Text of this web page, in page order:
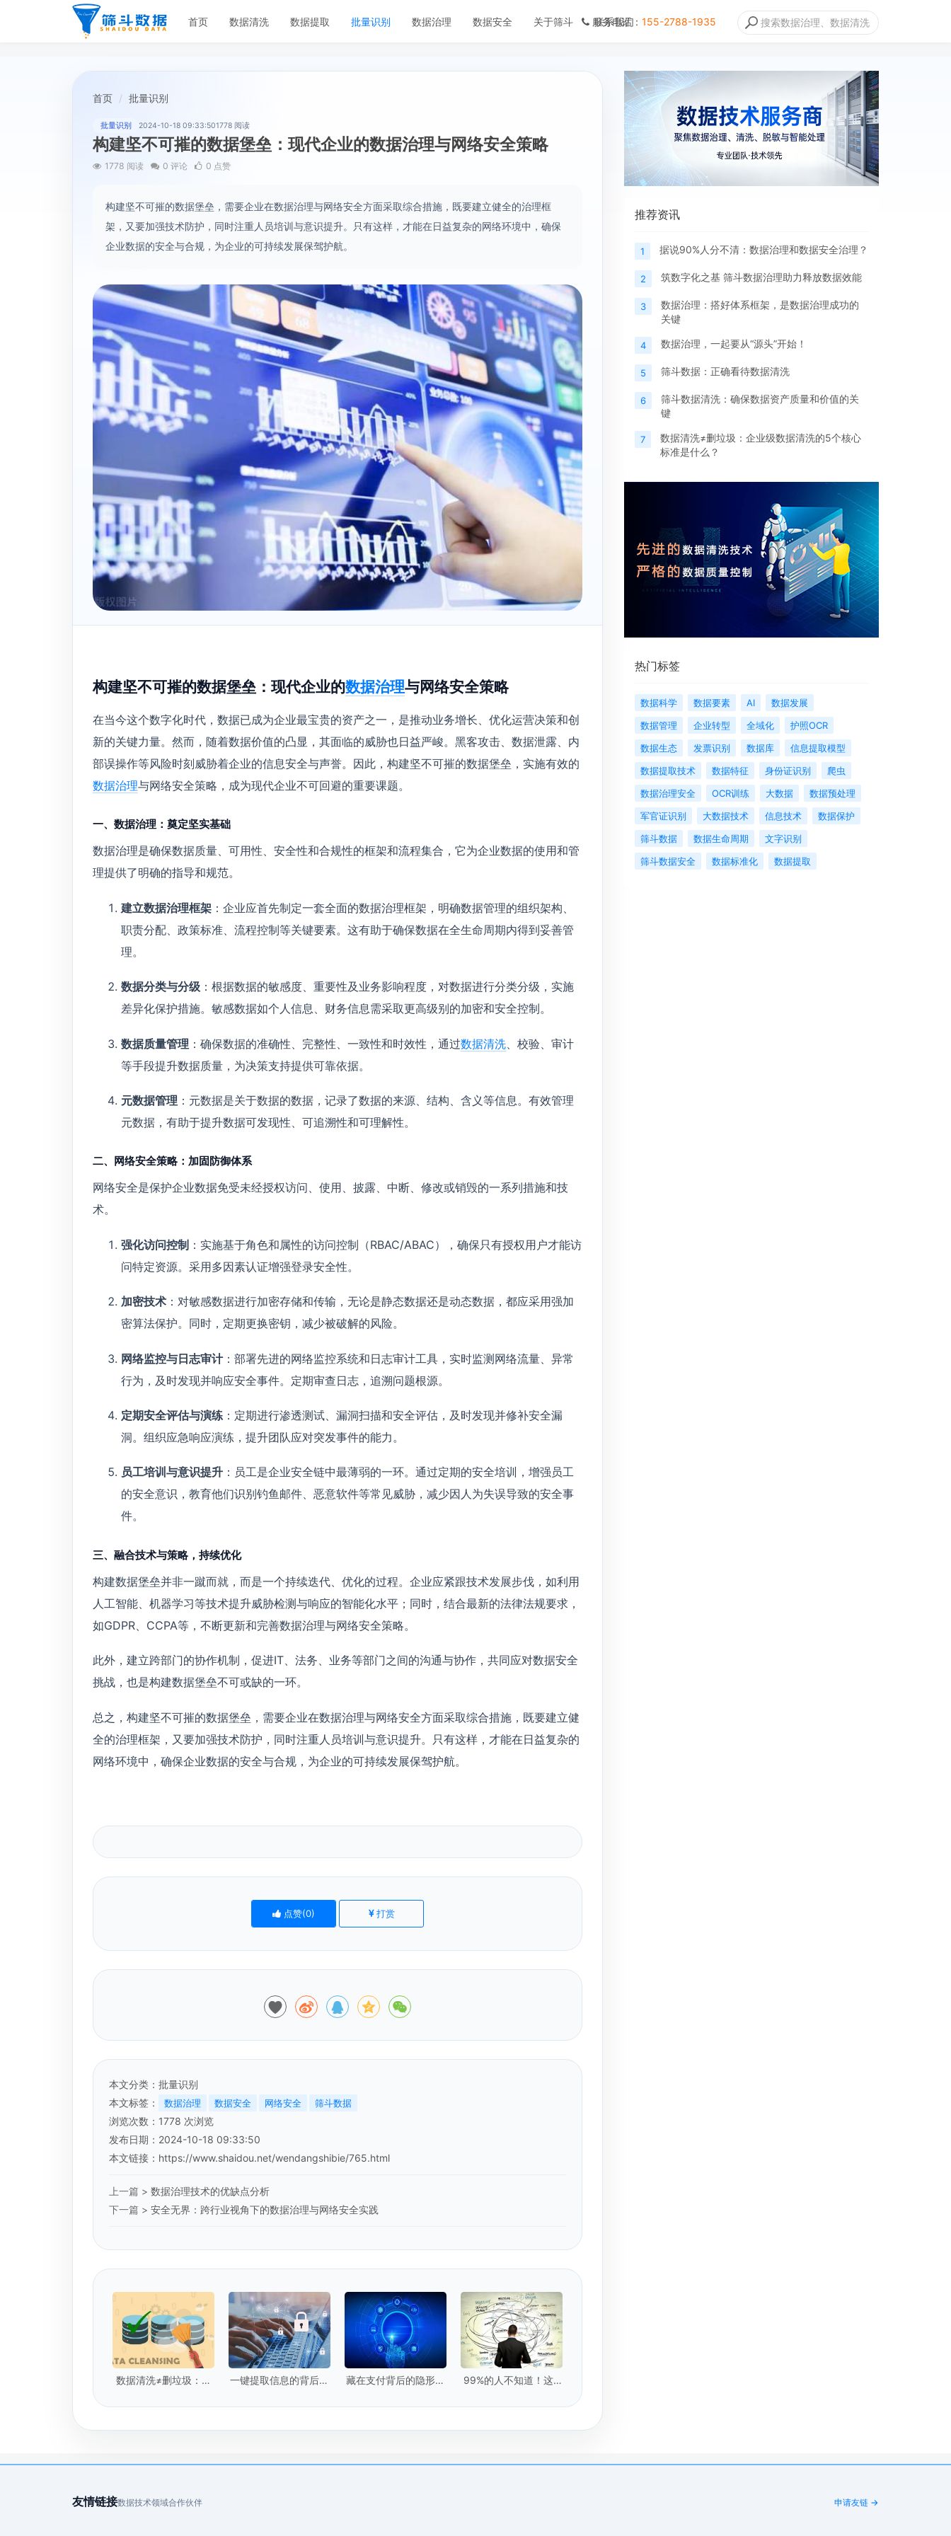
服务电话： 155-2788-1935
首页 数据清洗 数据提取 批量识别 数据治理 数据安全 关于筛斗 联系我们
首页 批量识别
批量识别 2024-10-18 09:33:501778 阅读
构建坚不可摧的数据堡垒：现代企业的数据治理与网络安全策略
1778 阅读 0 评论 0 点赞
构建坚不可摧的数据堡垒，需要企业在数据治理与网络安全方面采取综合措施，既要建立健全的治理框
架，又要加强技术防护，同时注重人员培训与意识提升。只有这样，才能在日益复杂的网络环境中，确保
企业数据的安全与合规，为企业的可持续发展保驾护航。
构建坚不可摧的数据堡垒：现代企业的数据治理与网络安全策略
在当今这个数字化时代，数据已成为企业最宝贵的资产之一，是推动业务增长、优化运营决策和创
新的关键力量。然而，随着数据价值的凸显，其面临的威胁也日益严峻。黑客攻击、数据泄露、内
部误操作等风险时刻威胁着企业的信息安全与声誉。因此，构建坚不可摧的数据堡垒，实施有效的
数据治理与网络安全策略，成为现代企业不可回避的重要课题。
一、数据治理：奠定坚实基础
数据治理是确保数据质量、可用性、安全性和合规性的框架和流程集合，它为企业数据的使用和管
理提供了明确的指导和规范。
建立数据治理框架 ：企业应首先制定一套全面的数据治理框架，明确数据管理的组织架构、
职责分配、政策标准、流程控制等关键要素。这有助于确保数据在全生命周期内得到妥善管
理。
数据分类与分级 ：根据数据的敏感度、重要性及业务影响程度，对数据进行分类分级，实施
差异化保护措施。敏感数据如个人信息、财务信息需采取更高级别的加密和安全控制。
数据质量管理 ：确保数据的准确性、完整性、一致性和时效性，通过数据清洗 、校验、审计
等手段提升数据质量，为决策支持提供可靠依据。
元数据管理 ：元数据是关于数据的数据，记录了数据的来源、结构、含义等信息。有效管理
元数据，有助于提升数据可发现性、可追溯性和可理解性。
二、网络安全策略：加固防御体系
网络安全是保护企业数据免受未经授权访问、使用、披露、中断、修改或销毁的一系列措施和技
术。
强化访问控制 ：实施基于角色和属性的访问控制（RBAC/ABAC），确保只有授权用户才能访
问特定资源。采用多因素认证增强登录安全性。
加密技术 ：对敏感数据进行加密存储和传输，无论是静态数据还是动态数据，都应采用强加
密算法保护。同时，定期更换密钥，减少被破解的风险。
网络监控与日志审计：部署先进的网络监控系统和日志审计工具，实时监测网络流量、异常
行为，及时发现并响应安全事件。定期审查日志，追溯问题根源。
定期安全评估与演练 ：定期进行渗透测试、漏洞扫描和安全评估，及时发现并修补安全漏
洞。组织应急响应演练，提升团队应对突发事件的能力。
员工培训与意识提升 ：员工是企业安全链中最薄弱的一环。通过定期的安全培训，增强员工
的安全意识，教育他们识别钓鱼邮件、恶意软件等常见威胁，减少因人为失误导致的安全事
件。
三、融合技术与策略，持续优化
构建数据堡垒并非一蹴而就，而是一个持续迭代、优化的过程。企业应紧跟技术发展步伐，如利用
人工智能、机器学习等技术提升威胁检测与响应的智能化水平；同时，结合最新的法律法规要求，
如GDPR、CCPA等，不断更新和完善数据治理与网络安全策略。
此外，建立跨部门的协作机制，促进IT、法务、业务等部门之间的沟通与协作，共同应对数据安全
挑战，也是构建数据堡垒不可或缺的一环。
总之，构建坚不可摧的数据堡垒，需要企业在数据治理与网络安全方面采取综合措施，既要建立健
全的治理框架，又要加强技术防护，同时注重人员培训与意识提升。只有这样，才能在日益复杂的
网络环境中，确保企业数据的安全与合规，为企业的可持续发展保驾护航。
点赞(0) 打赏
本文分类： 批量识别
本文标签：
数据治理 数据安全 网络安全 筛斗数据
浏览次数： 1778 次浏览
发布日期：2024-10-18 09:33:50
本文链接： https://www.shaidou.net/wendangshibie/765.html
上一篇 > 数据治理技术的优缺点分析
下一篇 > 安全无界：跨行业视角下的数据治理与网络安全实践
数据清洗≠删垃圾：企
一键提取信息的背后，
藏在支付背后的隐形卫
99%的人不知道！这5
推荐资讯
1 据说90%人分不清：数据治理和数据安全治理？
2 筑数字化之基 筛斗数据治理助力释放数据效能
3
数据治理：搭好体系框架，是数据治理成功的
关键
4 数据治理，一起要从“源头”开始！
5 筛斗数据：正确看待数据清洗
6
筛斗数据清洗：确保数据资产质量和价值的关
键
7
数据清洗≠删垃圾：企业级数据清洗的5个核心
标准是什么？
热门标签
数据科学 数据要素 AI
数据发展
数据管理
企业转型 全域化
护照OCR
数据生态
发票识别 数据库
信息提取模型
数据提取技术
数据特征 身份证识别
爬虫
数据治理安全
OCR训练 大数据
数据预处理
军官证识别
大数据技术 信息技术
数据保护
筛斗数据
数据生命周期
文字识别
筛斗数据安全
数据标准化 数据提取
友情链接数据技术领域合作伙伴 申请友链 →